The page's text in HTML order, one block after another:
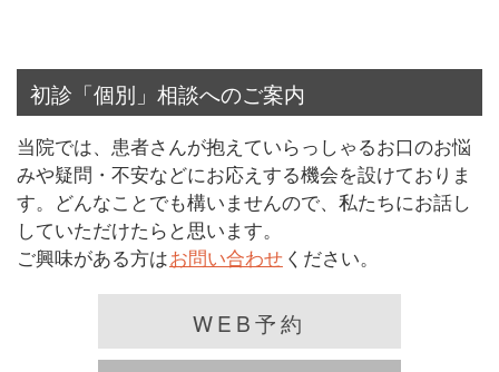
初診「個別」相談へのご案内
当院では、患者さんが抱えていらっしゃるお口のお悩
みや疑問・不安などにお応えする機会を設けておりま
す。どんなことでも構いませんので、私たちにお話し
していただけたらと思います。
ご興味がある方はお問い合わせ ください。
WEB予約